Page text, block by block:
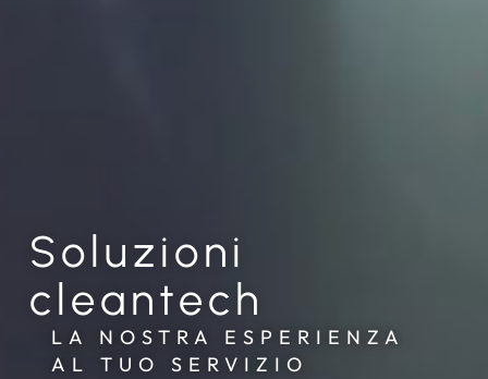
Soluzioni
cleantech
LA NOSTRA ESPERIENZA
AL TUO SERVIZIO